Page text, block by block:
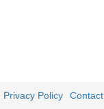
Privacy Policy Contact